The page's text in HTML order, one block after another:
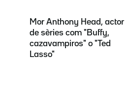
Mor Anthony Head, actor
de sèries com "Buffy,
cazavampiros" o "Ted
Lasso"